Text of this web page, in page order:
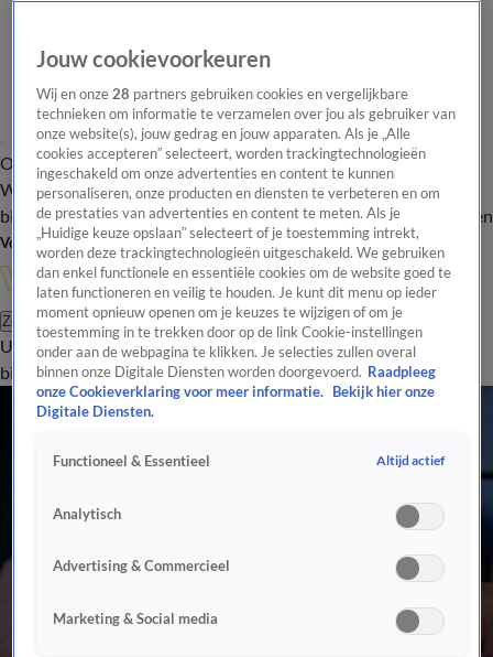
Overzicht Onze programma's Uitzendingen Onze gezichten
In de
WandelgangenInterviewsUitzending
bijwonenPodcastShopVeelgestelde vragenKijkersvraag insturen
Volg Vandaag Inside
Zoeken
UitzendingenVandaag InsideDe OranjezomerShopUitzending
bijwonen
Jouw cookievoorkeuren
Wij en onze28 partners gebruiken cookies en vergelijkbare
technieken om informatie te verzamelen over jou als gebruiker van
onze website(s), jouw gedrag en jouw apparaten. Als je „Alle
cookies accepteren” selecteert, worden trackingtechnologieën
ingeschakeld om onze advertenties en content te kunnen
personaliseren, onze producten en diensten te verbeteren en om
de prestaties van advertenties en content te meten. Als je
„Huidige keuze opslaan” selecteert of je toestemming intrekt,
worden deze trackingtechnologieën uitgeschakeld. We gebruiken
dan enkel functionele en essentiële cookies om de website goed te
laten functioneren en veilig te houden. Je kunt dit menu op ieder
moment opnieuw openen om je keuzes te wijzigen of om je
toestemming in te trekken door op de link Cookie-instellingen
onder aan de webpagina te klikken. Je selecties zullen overal
binnen onze Digitale Diensten worden doorgevoerd. Raadpleeg
onze Cookieverklaring voor meer informatie.
Bekijk hier onze
Digitale Diensten.
Functioneel & Essentieel Altijd actief
Analytisch
Advertising & Commercieel
Marketing & Social media